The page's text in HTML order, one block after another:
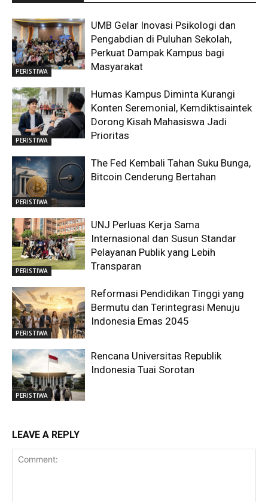
PERISTIWA
UMB Gelar Inovasi Psikologi dan
Pengabdian di Puluhan Sekolah,
Perkuat Dampak Kampus bagi
Masyarakat
PERISTIWA
Humas Kampus Diminta Kurangi
Konten Seremonial, Kemdiktisaintek
Dorong Kisah Mahasiswa Jadi
Prioritas
PERISTIWA
The Fed Kembali Tahan Suku Bunga,
Bitcoin Cenderung Bertahan
PERISTIWA
UNJ Perluas Kerja Sama
Internasional dan Susun Standar
Pelayanan Publik yang Lebih
Transparan
PERISTIWA
Reformasi Pendidikan Tinggi yang
Bermutu dan Terintegrasi Menuju
Indonesia Emas 2045
PERISTIWA
Rencana Universitas Republik
Indonesia Tuai Sorotan
LEAVE A REPLY